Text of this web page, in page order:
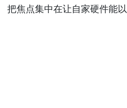
把焦点集中在让自家硬件能